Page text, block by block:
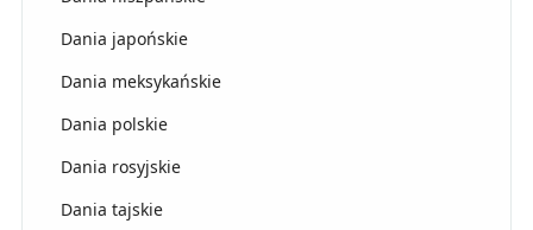
Dania japońskie
Dania meksykańskie
Dania polskie
Dania rosyjskie
Dania tajskie